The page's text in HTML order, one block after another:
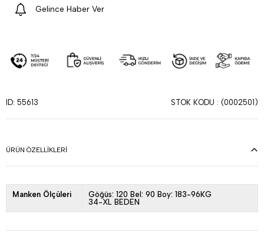
Gelince Haber Ver
ID: 55613 STOK KODU (0002501)
ÜRÜN ÖZELLIKLERI
Manken Ölçüleri
Göğüs: 120 Bel: 90 Boy: 183-96KG
34-XL BEDEN